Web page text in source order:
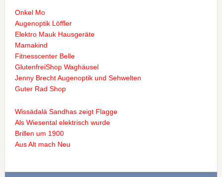
Onkel Mo
Augenoptik Löffler
Elektro Mauk Hausgeräte
Mamakind
Fitnesscenter Belle
GlutenfreiShop Waghäusel
Jenny Brecht Augenoptik und Sehwelten
Guter Rad Shop
Wissädalä Sandhas zeigt Flagge
Als Wiesental elektrisch wurde
Brillen um 1900
Aus Alt mach Neu